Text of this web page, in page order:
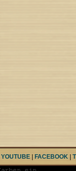
YOUTUBE FACEBOOK